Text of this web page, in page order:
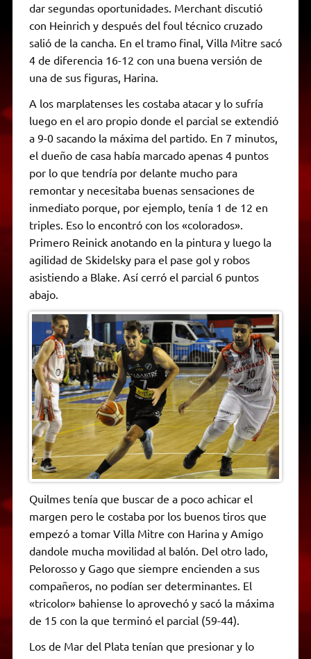
dar segundas oportunidades. Merchant discutió
con Heinrich y después del foul técnico cruzado
salió de la cancha. En el tramo final, Villa Mitre sacó
4 de diferencia 16-12 con una buena versión de
una de sus figuras, Harina.
A los marplatenses les costaba atacar y lo sufría
luego en el aro propio donde el parcial se extendió
a 9-0 sacando la máxima del partido. En 7 minutos,
el dueño de casa había marcado apenas 4 puntos
por lo que tendría por delante mucho para
remontar y necesitaba buenas sensaciones de
inmediato porque, por ejemplo, tenía 1 de 12 en
triples. Eso lo encontró con los «colorados».
Primero Reinick anotando en la pintura y luego la
agilidad de Skidelsky para el pase gol y robos
asistiendo a Blake. Así cerró el parcial 6 puntos
abajo.
Quilmes tenía que buscar de a poco achicar el
margen pero le costaba por los buenos tiros que
empezó a tomar Villa Mitre con Harina y Amigo
dandole mucha movilidad al balón. Del otro lado,
Pelorosso y Gago que siempre encienden a sus
compañeros, no podían ser determinantes. El
«tricolor» bahiense lo aprovechó y sacó la máxima
de 15 con la que terminó el parcial (59-44).
Los de Mar del Plata tenían que presionar y lo